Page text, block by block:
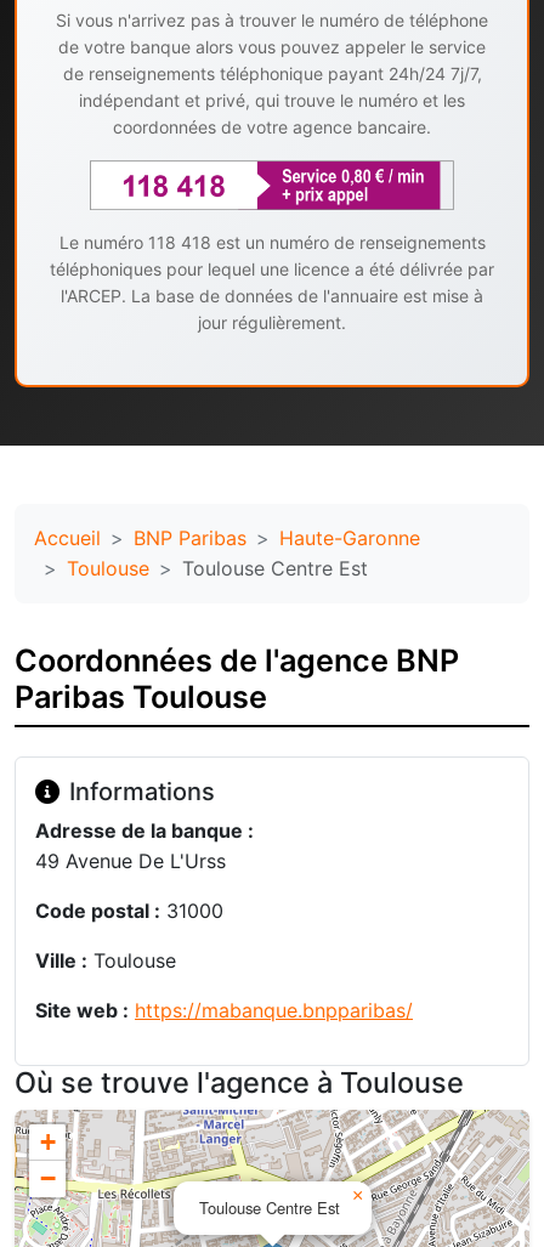
Si vous n'arrivez pas à trouver le numéro de téléphone
de votre banque alors vous pouvez appeler le service
de renseignements téléphonique payant 24h/24 7j/7,
indépendant et privé, qui trouve le numéro et les
coordonnées de votre agence bancaire.
Le numéro 118 418 est un numéro de renseignements
téléphoniques pour lequel une licence a été délivrée par
l'ARCEP. La base de données de l'annuaire est mise à
jour régulièrement.
Accueil BNP Paribas
Haute-Garonne
Toulouse
Toulouse Centre Est
Coordonnées de l'agence BNP
Paribas Toulouse
Informations
Adresse de la banque :
49 Avenue De L'Urss
Code postal : 31000
Ville : Toulouse
Site web : https://mabanque.bnpparibas/
Où se trouve l'agence à Toulouse
Toulouse Centre Est
×
+
−